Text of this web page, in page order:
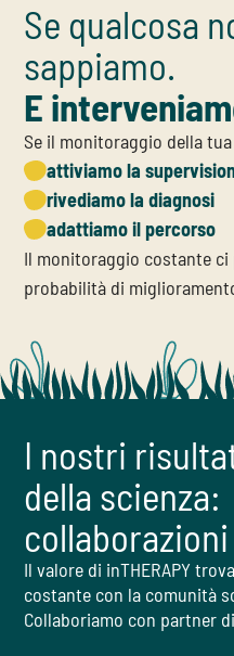
Se qualcosa
sappiamo.
E
Se il monitoraggio della
attiviamo la
rivediamo la diagnosi
adattiamo il percorso
Il monitoraggio costante ci
probabilità di
I nostri
della scienza:
Il valore di inTHERAPY
costante con la comunità
Collaboriamo con partner